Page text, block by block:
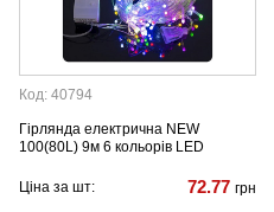
Код: 40794
Гірлянда електрична NEW
100(80L) 9м 6 кольорів LED
Ціна за шт: 72.77 грн